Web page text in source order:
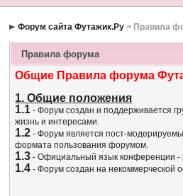
Форум сайта Футажик.Ру > Правила
Правила форума
Общие Правила форума
1. Общие положения
1.1 - Форум создан и поддерживается
жизнь и интересами.
1.2 - Форум является пост-
формата пользования форумом.
1.3 - Официальный язык конференции -
1.4 - Форум создан на некоммерческой